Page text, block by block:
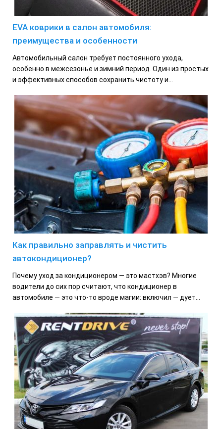
EVA коврики в салон автомобиля:
преимущества и особенности
Автомобильный салон требует постоянного ухода,
особенно в межсезонье и зимний период. Один из простых
и эффективных способов сохранить чистоту и...
Как правильно заправлять и чистить
автокондиционер?
Почему уход за кондиционером — это мастхэв? Многие
водители до сих пор считают, что кондиционер в
автомобиле — это что-то вроде магии: включил — дует...